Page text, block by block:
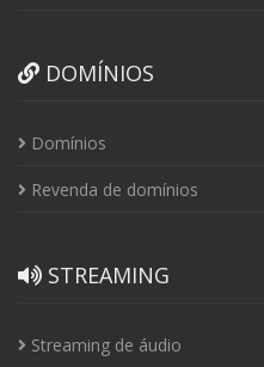
DOMÍNIOS
Domínios
Revenda de domínios
STREAMING
Streaming de áudio